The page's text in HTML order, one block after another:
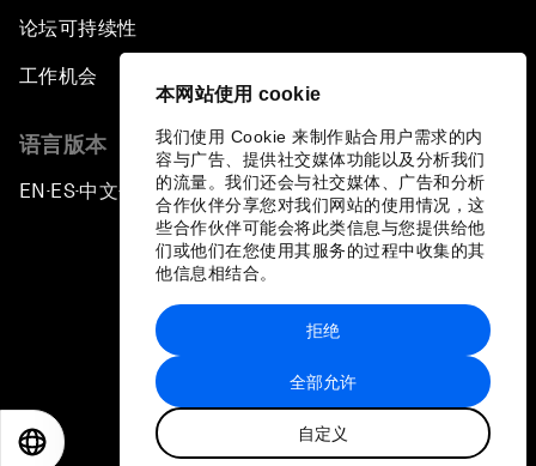
本网站使用 cookie
我们使用 Cookie 来制作贴合用户需求的内
容与广告、提供社交媒体功能以及分析我们
的流量。我们还会与社交媒体、广告和分析
合作伙伴分享您对我们网站的使用情况，这
些合作伙伴可能会将此类信息与您提供给他
们或他们在您使用其服务的过程中收集的其
他信息相结合。
全部允许
自定义
拒绝
论坛可持续性
工作机会
语言版本
EN ▪ES▪中文▪ 日本語
站点地图
世界经济论坛